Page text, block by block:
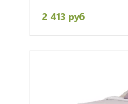
2 413 руб